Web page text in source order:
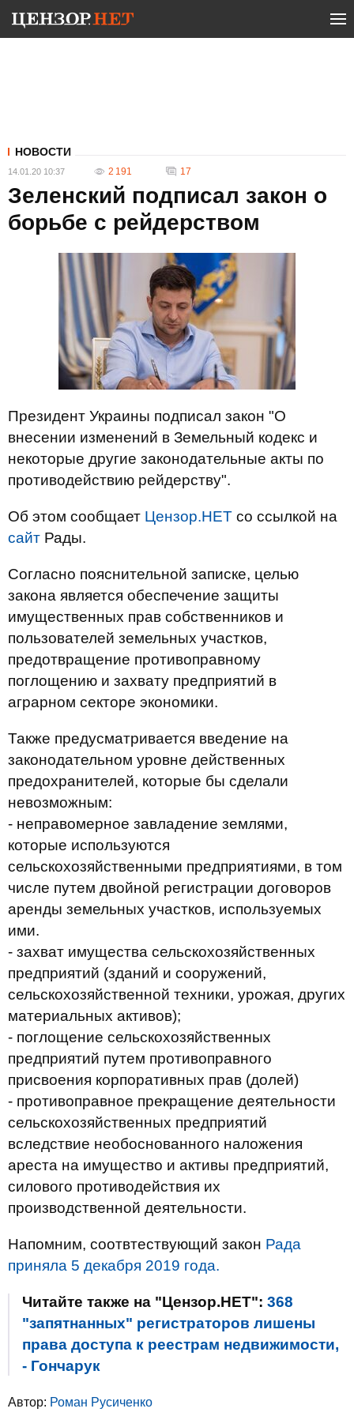
НОВОСТИ
14.01.20 10:37 2 191 17
Зеленский подписал закон о
борьбе с рейдерством
Президент Украины подписал закон "О
внесении изменений в Земельный кодекс и
некоторые другие законодательные акты по
противодействию рейдерству".
Об этом сообщает Цензор.НЕТ со ссылкой на
сайт Рады.
Согласно пояснительной записке, целью
закона является обеспечение защиты
имущественных прав собственников и
пользователей земельных участков,
предотвращение противоправному
поглощению и захвату предприятий в
аграрном секторе экономики.
Также предусматривается введение на
законодательном уровне действенных
предохранителей, которые бы сделали
невозможным:
- неправомерное завладение землями,
которые используются
сельскохозяйственными предприятиями, в том
числе путем двойной регистрации договоров
аренды земельных участков, используемых
ими.
- захват имущества сельскохозяйственных
предприятий (зданий и сооружений,
сельскохозяйственной техники, урожая, других
материальных активов);
- поглощение сельскохозяйственных
предприятий путем противоправного
присвоения корпоративных прав (долей)
- противоправное прекращение деятельности
сельскохозяйственных предприятий
вследствие необоснованного наложения
ареста на имущество и активы предприятий,
силового противодействия их
производственной деятельности.
Напомним, соотвтествующий закон Рада
приняла 5 декабря 2019 года.
Читайте также на "Цензор.НЕТ": 368
"запятнанных" регистраторов лишены
права доступа к реестрам недвижимости,
- Гончарук
Автор: Роман Русиченко